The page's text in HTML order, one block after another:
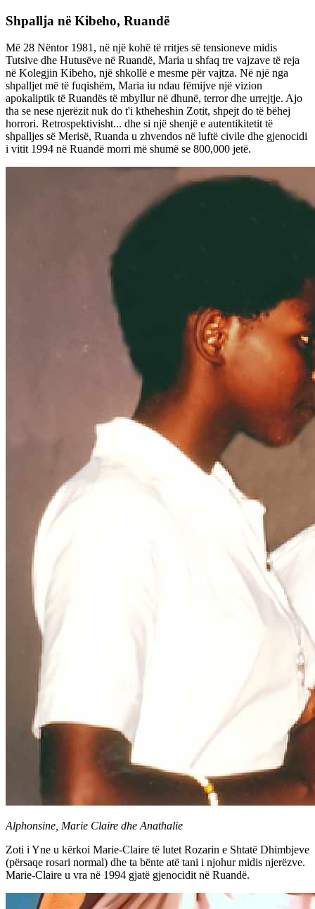
Shpallja në Kibeho, Ruandë
Më 28 Nëntor 1981, në një kohë të rritjes së tensioneve midis
Tutsive dhe Hutusëve në Ruandë, Maria u shfaq tre vajzave të reja
në Kolegjin Kibeho, një shkollë e mesme për vajtza. Në një nga
shpalljet më të fuqishëm, Maria iu ndau fëmijve një vizion
apokaliptik të Ruandës të mbyllur në dhunë, terror dhe urrejtje. Ajo
tha se nese njerëzit nuk do t'i ktheheshin Zotit, shpejt do të bëhej
horrori. Retrospektivisht... dhe si një shenjë e autentikitetit të
shpalljes së Merisë, Ruanda u zhvendos në luftë civile dhe gjenocidi
i vitit 1994 në Ruandë morri më shumë se 800,000 jetë.
Alphonsine, Marie Claire dhe Anathalie
Zoti i Yne u kërkoi Marie-Claire të lutet Rozarin e Shtatë Dhimbjeve
(përsaqe rosari normal) dhe ta bënte atë tani i njohur midis njerëzve.
Marie-Claire u vra në 1994 gjatë gjenocidit në Ruandë.